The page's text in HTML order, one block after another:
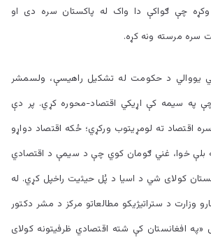
چې ګواکې دا واک له پاکستان سره دی او
سره مرسته ونه کړه.
یووالي د حکومت له تشکیل راهیسې، ولسمشر
په سیمه کې اړیکي اقتصاد-محوره کړي. پر دې
اقتصاد ته لومړیتوب ورکړي؛ ځکه اقتصاد دواړو
بلې خوا، غني ګومان کوي چې د سیمې د اقتصادي
کولای شي د اسیا د پُل حیثیت راخپل کړي. له
وزارت د ستراتیژيکو مطالعاتو مرکز د مشر دکتور
«‌په افغانستان کې شته اقتصادي ظرفیتونه کولای